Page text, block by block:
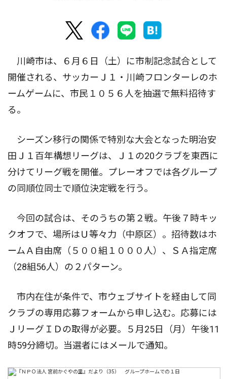
川崎市は、６月６日（土）に市制記念試合として
開催される、サッカーＪ１・川崎フロンターレのホ
ームゲームに、市民１０５６人を抽選で無料招待す
る。
シーズン移行の関係で特別な大会となった明治安
田Ｊ１百年構想リーグは、Ｊ１の20クラブを東西に
分けてリーグ戦を開催。プレーオフでは各グループ
の同順位同士で順位決定戦を行う。
今回の試合は、そのうちの第２戦。午後７時キッ
クオフで、場所はＵ等々力（中原区）。招待数はホ
ームＡ自由席（５００組１０００人）、ＳＡ指定席
（28組56人）の２パターン。
市内在住が条件で、市ウェブサイトを経由して同
クラブの専用応募フォームから申し込む。応募には
ＪリーグＩＤの取得が必要。５月25日（月）午後11
時59分締切。当選者にはメールで通知。